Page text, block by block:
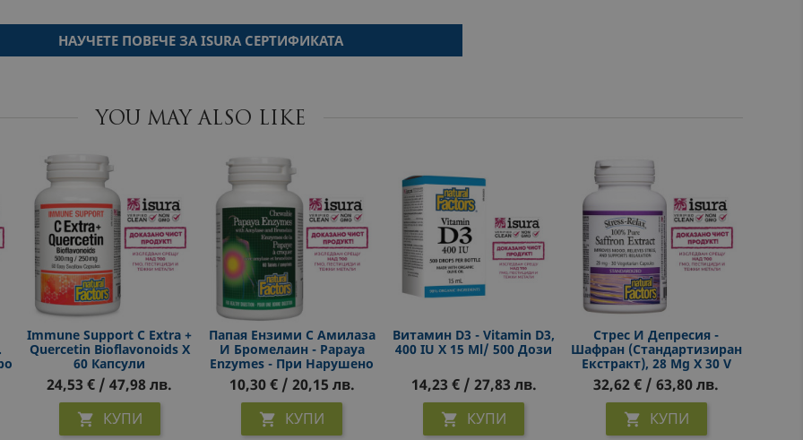
НАУЧЕТЕ ПОВЕЧЕ ЗА ISURA СЕРТИФИКАТА
YOU MAY ALSO LIKE
Immune Support C Extra +
Quercetin Bioflavonoids X
60 Капсули
24,53 € / 47,98 лв.
 КУПИ
Папая Ензими С Амилаза
И Бромелаин - Papaya
Enzymes - При Нарушено
Храносмилане, Газове И
Подуване, 60 Дъвчащи
Таблетки
10,30 € / 20,15 лв.
 КУПИ
Витамин D3 - Vitamin D3,
400 IU X 15 Ml/ 500 Дози
14,23 € / 27,83 лв.
 КУПИ
Стрес И Депресия -
Шафран (стандартизиран
Екстракт), 28 Mg Х 30 V
Капсули
32,62 € / 63,80 лв.
 КУПИ